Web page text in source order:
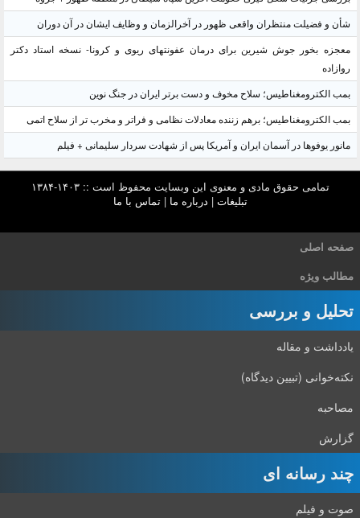
شأن و فضیلت منتظران واقعی ظهور در آخرالزمان و وظایف ایشان در آن دوران
معجزه بخور جوش شیرین برای درمان عفونتهای ریوی و کرونا- نسخه استاد دکتر
روازاده
بمب الکترومغناطیس؛ سلاح مخوف و دست برتر ایران در جنگ نوین
بمب الکترومغناطیس؛ برهم زننده معادلات نظامی و فراتر و مخرب تر از سلاح اتمی
مانور یوفوها در آسمان ایران و آمریکا پس از شهادت سردار سلیمانی + فیلم
تمامی حقوق مادی و معنوی این وبسایت محفوظ است :: ۱۴۰۳-۱۳۸۴
تبلیغات | درباره ما |تماس با ما
صفحه اصلی
مطالب ویژه
تحلیل و بررسی
یادداشت و مقاله
نکته‌خوانی (تبیین دیدگاه)
مصاحبه
گزارش
چند رسانه ای
صوت و فیلم